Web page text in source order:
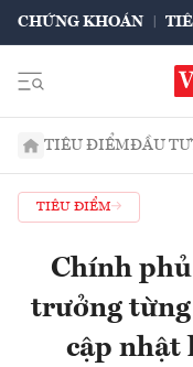
CHỨNG KHOÁN
TIÊU ĐIỂMĐẦU TƯ
TIÊU ĐIỂM
Chính
trưởng từng
cập nhật